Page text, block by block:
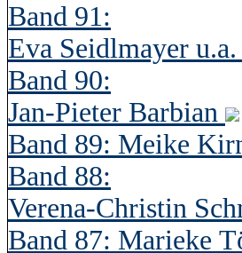
Band 91:
Eva Seidlmayer u.a.
Band 90:
Jan-Pieter Barbian
Band 89: Meike
Band 88:
Verena-Christin
Band 87: Marieke